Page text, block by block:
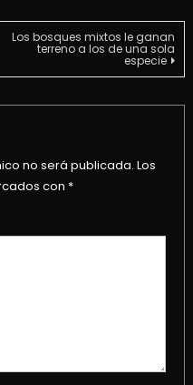
Los bosques mixtos le ganan
terreno a los de una sola
especie
no será publicada. Los
con *